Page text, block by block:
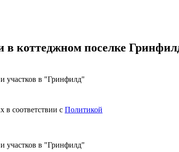
коттеджном поселке
участков в "Гринфилд"
в соответствии с Политикой
участков в "Гринфилд"